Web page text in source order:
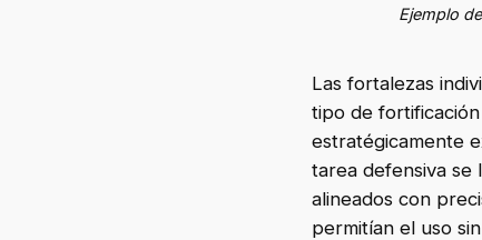
Ejemplo
Las fortalezas
tipo de
estratégicamente
tarea defensiva se
alineados con
permitían el uso